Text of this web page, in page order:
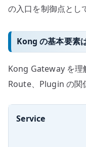
の入口を制御点とし
Kong の基本要素
Kong Gateway を理
Route、Plugin の関
Service